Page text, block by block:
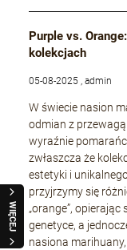
WIĘCEJ
Purple vs.
kolekcjach
05-08-2025 , admin
W świecie nasion
odmian z
wyraźnie
zwłaszcza że
estetyki i
przyjrzymy się
„orange”,
genetyce, a
nasiona